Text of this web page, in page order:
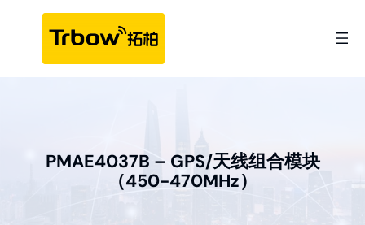
PMAE4037B – GPS/天线组合模块
（450-470MHz）